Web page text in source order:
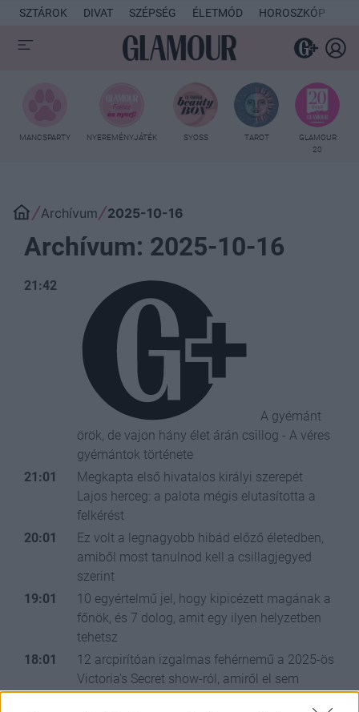
SZTÁROK DIVAT SZÉPSÉG ÉLETMÓD HOROSZKÓP
MANCSPARTY NYEREMÉNYJÁTÉK SYOSS TAROT
GLAMOUR
20
Archívum 2025-10-16
Archívum: 2025-10-16
21:42
A gyémánt
örök, de vajon hány élet árán csillog - A véres
gyémántok története
21:01
Megkapta első hivatalos királyi szerepét
Lajos herceg: a palota mégis elutasította a
felkérést
20:01
Ez volt a legnagyobb hibád előző életedben,
amiből most tanulnod kell a csillagjegyed
szerint
19:01
10 egyértelmű jel, hogy kipicézett magának a
főnök, és 7 dolog, amit egy ilyen helyzetben
tehetsz
18:01
12 arcpirítóan izgalmas fehérnemű a 2025-ös
Victoria's Secret show-ról, amiről el sem